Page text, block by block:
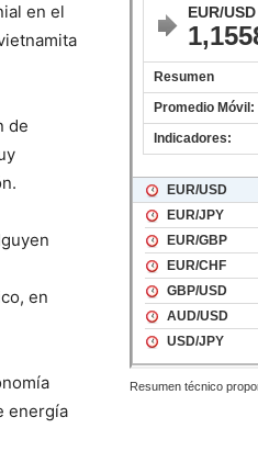
en el
de
en
energía
Resumen técnico